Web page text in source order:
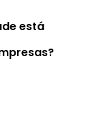
está